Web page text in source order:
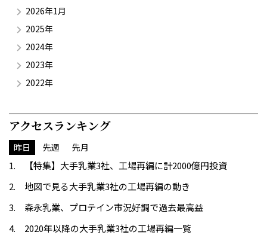
2026年1月
2025年
2024年
2023年
2022年
アクセスランキング
昨日 先週 先月
【特集】大手乳業3社、工場再編に計2000億円投資
地図で見る大手乳業3社の工場再編の動き
森永乳業、プロテイン市況好調で過去最高益
2020年以降の大手乳業3社の工場再編一覧